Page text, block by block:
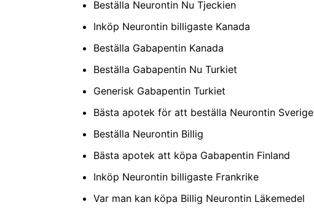
Beställa Neurontin Nu Tjeckien
Inköp Neurontin billigaste Kanada
Beställa Gabapentin Kanada
Beställa Gabapentin Nu Turkiet
Generisk Gabapentin Turkiet
Bästa apotek för att beställa Neurontin Sverige
Beställa Neurontin Billig
Bästa apotek att köpa Gabapentin Finland
Inköp Neurontin billigaste Frankrike
Var man kan köpa Billig Neurontin Läkemedel